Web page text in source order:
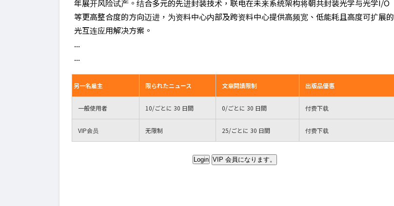
年展开风险试产。结合多元的先进封装技术，联电在未来系统架构将朝共封装光学与光学I/O
等更高整合度的方向迈进，为资料中心内部及跨资料中心提供高频宽、低能耗且高度可扩展的
光互连应用解决方案。
...
...
另一名雇主 限られたニュース 文章閱讀限制 出版品優惠
一般使用者 10/ごとに 30 日間 0/ごとに 30 日間 付费下载
VIP会员 无限制 25/ごとに 30 日間 付费下载
Login VIP 会員になります。